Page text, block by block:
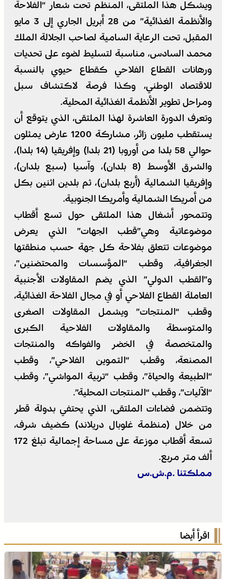
ويشكل هذا الملتقى، المنظم تحت شعار “الفلاحة
والأنظمة الغذائية” من 28 أبريل الجاري إلى 3 مايو
المقبل، تحت الرعاية السامية لصاحب الجلالة الملك
محمد السادس، مناسبة لتسليط لضوء على تحديات
ورهانات القطاع الفلاحي كقطاع حيوي بالنسبة
للاقتصاد الوطني، وكذا فرصة لاكتشاف سبل
ومراحل تطوير الأنظمة الغذائية المحلية.
وتعرف الدورة العاشرة لهذا الملتقى، الذي يتوقع أن
يستقطب مليون زائر، مشاركة 1200 عارض يمثلون
حوالي 58 بلدا من أوروبا (21 بلدا) وإفريقيا (14 بلدا)،
والشرق الأوسط (8 بلدان)، وآسيا (سبع بلدان)،
وإفريقيا الشمالية (أربع بلدان)، ثم بلدين اثنين بكل
من أمريكا الشمالية وأمريكا الجنوبية.
وتتمحور أشغال هذا الملتقى حول تسع أقطاب
موضوعاتية وهي”قطب الجهات” الذي يعرض
موضوعات تتعلق بفلاحة كل جهة حسب منطقتها
الجغرافية، وقطب “المؤسسات والمحتضنين”،
و”القطب الدولي” الذي يضم المقاولات الأجنبية
العاملة القطاع الفلاحي أو في مجال الفلاحة الغذائية،
وقطب “المنتجات” ويشمل المقاولات الصغرى
والمتوسطة والمقاولات الفلاحية الكبرى
والمتخصصة في الخضر والفواكه والمنتجات
المصنعة، وقطب “التموين الفلاحي”، وقطب
“الطبيعة والحياة”، وقطب “تربية المواشي”، وقطب
“الآليات”، وقطب “المنتجات المحلية”.
وتتضمن فضاءات الملتقى، الذي يحتفي بدولة قطر
من خلال (منظمة غلوبال دريلاند) كضيف شرف،
تسعة أقطاب موزعة على مساحة إجمالية تبلغ 172
ألف متر مربع.
مملكتنا .م.ش.س
اقرأ أيضا